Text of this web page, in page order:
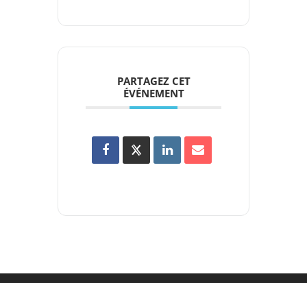
PARTAGEZ CET
ÉVÉNEMENT